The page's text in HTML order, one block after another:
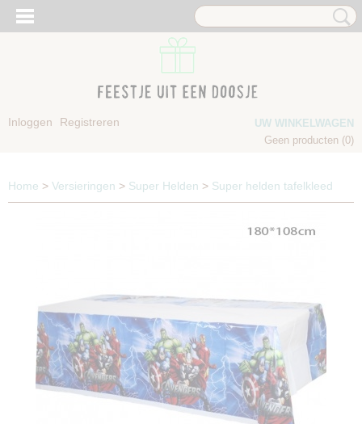
Inloggen Registreren
UW WINKELWAGEN
Geen producten (0)
Home > Versieringen > Super Helden > Super helden tafelkleed